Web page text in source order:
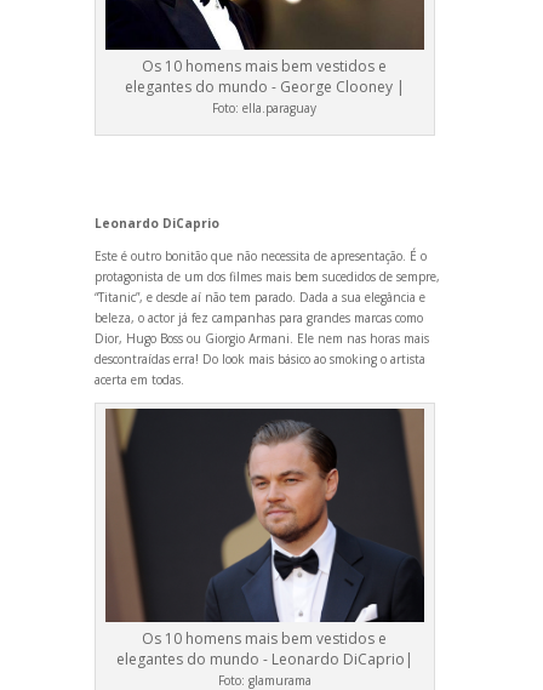
Os 10 homens mais bem vestidos e
elegantes do mundo - George Clooney |
Foto:ella.paraguay
Leonardo DiCaprio
Este é outro bonitão que não necessita de apresentação. É o
protagonista de um dos filmes mais bem sucedidos de sempre,
“Titanic”, e desde aí não tem parado. Dada a sua elegância e
beleza, o actor já fez campanhas para grandes marcas como
Dior, Hugo Boss ou Giorgio Armani. Ele nem nas horas mais
descontraídas erra! Do look mais básico ao smoking o artista
acerta em todas.
Os 10 homens mais bem vestidos e
elegantes do mundo - Leonardo DiCaprio|
Foto: glamurama